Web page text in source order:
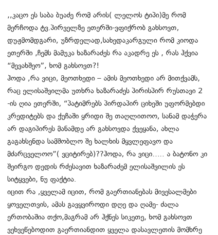
,,კაცო ეს საბა ბუაძე რომ არის( ლელოს ტიპი)მე რომ
მერჩოდა ტვ.პირველზე ეთერში-ვფიქრობ გახსოვთ,
დუჟმომდგარი, უზრდელად,სახედაკარგული რომ კიოდა
ეთერში ,ჩემს მამუკა ხაზარაძეს რა აკადრე ეს , რას ჰქვია
“მევახშეო”, ხომ გახსოვთ?!
ჰოდა ,რა ვიცი, მეოთხედი – ამის მეოთხედი არ მითქვამს,
რაც ელისაშვილმა უთხრა ხაზარაძეს პირისპირ რუსთავი 2
-ის ღია ეთერში, “პატიმრებს პირდაპირ ციხეში უფორმებდი
კრედიტებს და ქუჩაში ყრიდი შე თაღლითოო, სანამ დაჭერა
არ დაგიპირეს მანამდე არ გახსოვდა ქვეყანა, ახლა
გაგახსენდა სამშობლო შე ხალხის მყვლეფავო და
მძარცველოო”( ვციტირებ)??ჰოდა, რა ვიცი….. ა ბატონო კი
შეირგო დედის რძესავით ხაზარაძემ ელისაშვილის ეს
სიტყვები, ნუ ფაქტია.
იცით რა ,ყველამ იცით, რომ გაერთიანებას მივესალმები
ყოველთვის, ამას გავყვიროდი დღე და ღამე- ძალა
ერთობაშია თქო,მაგრამ არ ჰქნეს სიკეთე, ხომ გახსოვთ
ვეხვეწებოდით გაერთიანდით ყველა დასავლეთის მომხრე